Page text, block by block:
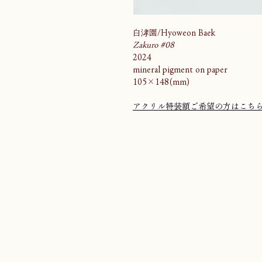
白涍園/Hyoweon Baek
Zakuro #08
2024
mineral pigment on paper
105×148(mm)
アクリル特装額ご希望の方はこち